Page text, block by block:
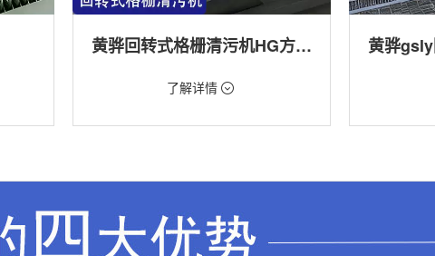
黄骅回转式格栅清污机HG方型-连续式自动清污优选设备
价格：9888元/台
机
了解详情
价格：1.66
机